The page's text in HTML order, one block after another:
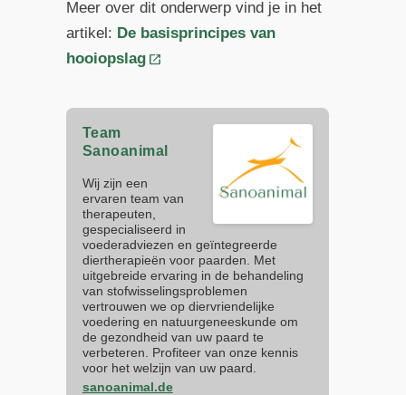
Meer over dit onderwerp vind je in het
artikel: De basisprincipes van
hooiopslag
Team
Sanoanimal
Wij zijn een
ervaren team van
therapeuten,
gespecialiseerd in
voederadviezen en geïntegreerde
diertherapieën voor paarden. Met
uitgebreide ervaring in de behandeling
van stofwisselingsproblemen
vertrouwen we op diervriendelijke
voedering en natuurgeneeskunde om
de gezondheid van uw paard te
verbeteren. Profiteer van onze kennis
voor het welzijn van uw paard.
sanoanimal.de